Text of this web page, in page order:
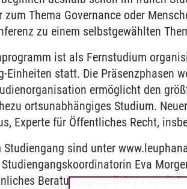
zum Thema Governance oder
zu einem selbstgewählten
ist als Fernstudium
Einheiten statt. Die Präsenzphasen
ermöglicht den
ortsunabhängiges Studium.
Experte für Öffentliches Recht,
sind unter
Eva
Beratungsgespräch zu